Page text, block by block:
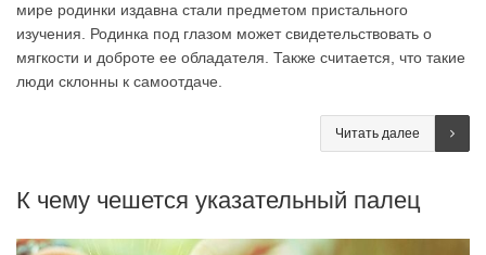
мире родинки издавна стали предметом пристального
изучения. Родинка под глазом может свидетельствовать о
мягкости и доброте ее обладателя. Также считается, что такие
люди склонны к самоотдаче.
Читать далее
К чему чешется указательный палец